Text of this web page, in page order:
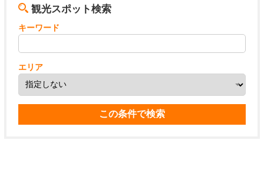
観光スポット検索
キーワード
エリア